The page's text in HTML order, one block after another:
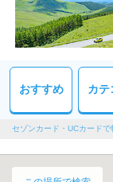
おすすめ カテ
セゾンカード・UCカード